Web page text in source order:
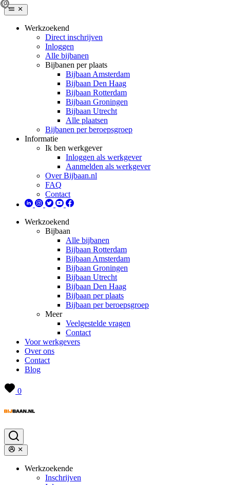
Werkzoekend
Direct inschrijven
Inloggen
Alle bijbanen
Bijbanen per plaats
Bijbaan Amsterdam
Bijbaan Den Haag
Bijbaan Rotterdam
Bijbaan Groningen
Bijbaan Utrecht
Alle plaatsen
Bijbanen per beroepsgroep
Informatie
Ik ben werkgever
Inloggen als werkgever
Aanmelden als werkgever
Over Bijbaan.nl
FAQ
Contact
Werkzoekend
Bijbaan
Alle bijbanen
Bijbaan Rotterdam
Bijbaan Amsterdam
Bijbaan Groningen
Bijbaan Utrecht
Bijbaan Den Haag
Bijbaan per plaats
Bijbaan per beroepsgroep
Meer
Veelgestelde vragen
Contact
Voor werkgevers
Over ons
Contact
Blog
0
Werkzoekende
Inschrijven